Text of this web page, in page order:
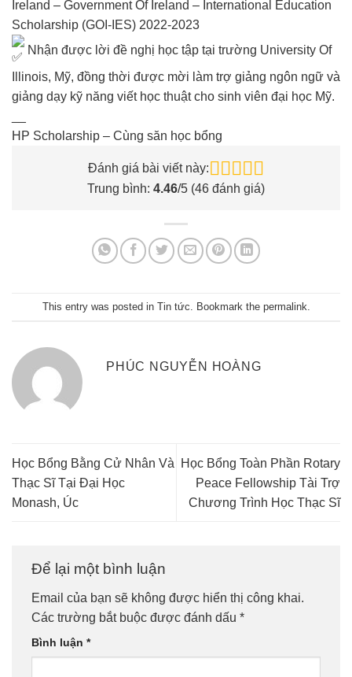
Ireland – Government Of Ireland – International Education
Scholarship (GOI-IES) 2022-2023
Nhận được lời đề nghị học tập tại trường University Of
Illinois, Mỹ, đồng thời được mời làm trợ giảng ngôn ngữ và
giảng dạy kỹ năng viết học thuật cho sinh viên đại học Mỹ.
HP Scholarship – Cùng săn học bổng
Đánh giá bài viết này:
Trung bình: 4.46/5 (46 đánh giá)
This entry was posted in Tin tức . Bookmark the permalink
PHÚC NGUYỄN HOÀNG
Học Bổng Bằng Cử Nhân Và
Thạc Sĩ Tại Đại Học
Monash, Úc
Học Bổng Toàn Phần Rotary
Peace Fellowship Tài Trợ
Chương Trình Học Thạc Sĩ
Để lại một bình luận
Email của bạn sẽ không được hiển thị công khai.
Các trường bắt buộc được đánh dấu *
Bình luận *